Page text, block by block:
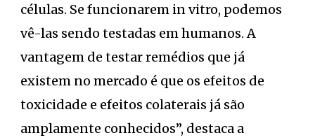
células. Se funcionarem in vitro, podemos
vê-las sendo testadas em humanos. A
vantagem de testar remédios que já
existem no mercado é que os efeitos de
toxicidade e efeitos colaterais já são
amplamente conhecidos”, destaca a